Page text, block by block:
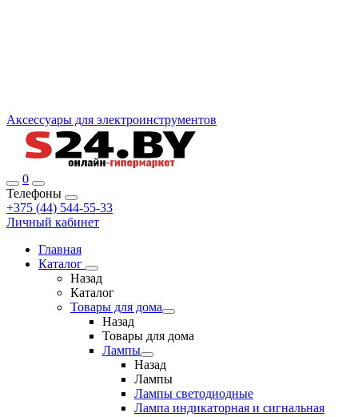
Аксессуары для электроинструментов
0
Телефоны
+375 (44) 544-55-33
Личный кабинет
Главная
Каталог
Назад
Каталог
Товары для дома
Назад
Товары для дома
Лампы
Назад
Лампы
Лампы светодиодные
Лампа индикаторная и сигнальная